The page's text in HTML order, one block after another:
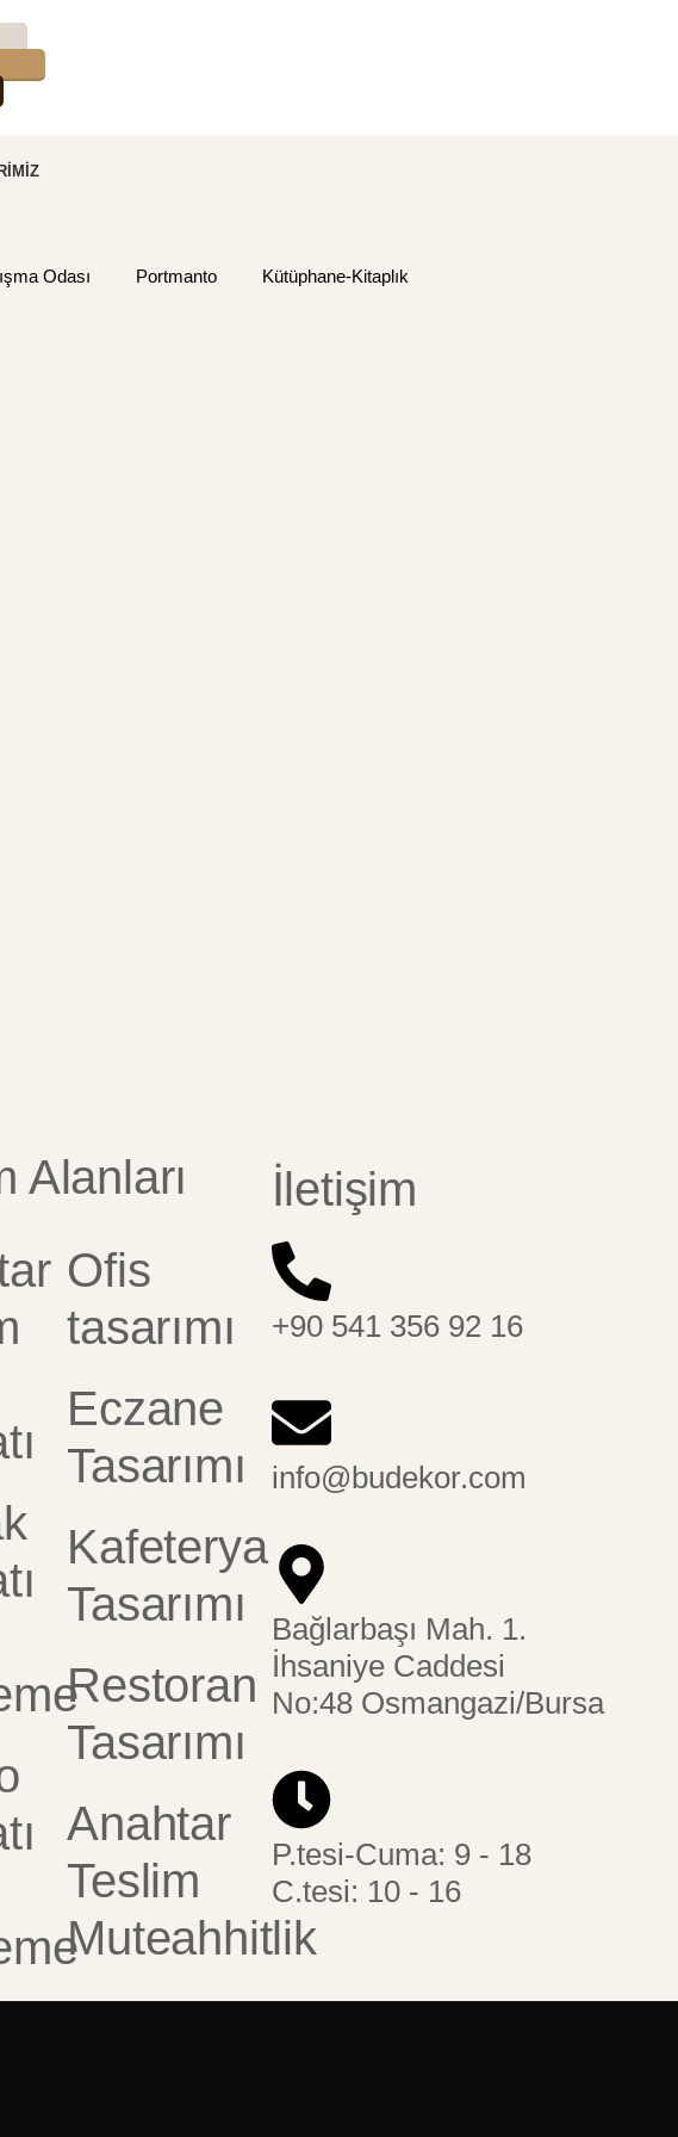
Odası Portmanto Kütüphane-Kitaplık
Alanları
Ofis
tasarımı
Eczane
Tasarımı
Kafeterya
Tasarımı
Restoran
Tasarımı
Anahtar
Teslim
Muteahhitlik
İletişim
+90 541 356 92 16
info@budekor.com
Bağlarbaşı Mah. 1.
İhsaniye Caddesi
No:48 Osmangazi/Bursa
P.tesi-Cuma: 9 - 18
C.tesi: 10 - 16